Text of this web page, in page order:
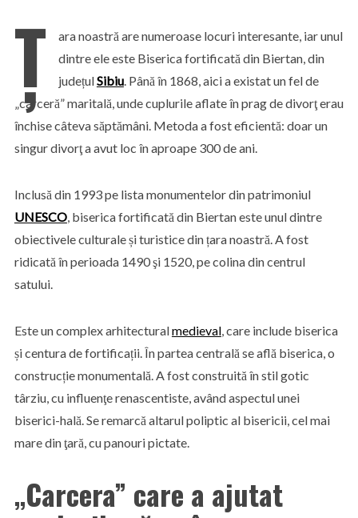
Ț
ara noastră are numeroase locuri interesante, iar unul
dintre ele este Biserica fortificată din Biertan, din
județulSibiu. Până în 1868, aici a existat un fel de
„carceră” maritală, unde cuplurile aflate în prag de divorţ erau
închise câteva săptămâni. Metoda a fost eficientă: doar un
singur divorţ a avut loc în aproape 300 de ani.
Inclusă din 1993 pe lista monumentelor din patrimoniul
UNESCO, biserica fortificată din Biertan este unul dintre
obiectivele culturale și turistice din țara noastră. A fost
ridicată în perioada 1490 şi 1520, pe colina din centrul
satului.
Este un complex arhitecturalmedieval, care include biserica
și centura de fortificații. În partea centrală se află biserica, o
construcție monumentală. A fost construită în stil gotic
târziu, cu influenţe renascentiste, având aspectul unei
biserici-hală. Se remarcă altarul poliptic al bisericii, cel mai
mare din ţară, cu panouri pictate.
„Carcera” care a ajutat